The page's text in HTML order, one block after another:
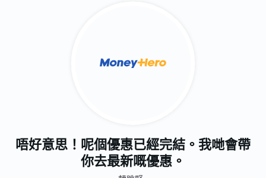
唔好意思！呢個優惠已經完結。我哋會帶
你去最新嘅優惠。